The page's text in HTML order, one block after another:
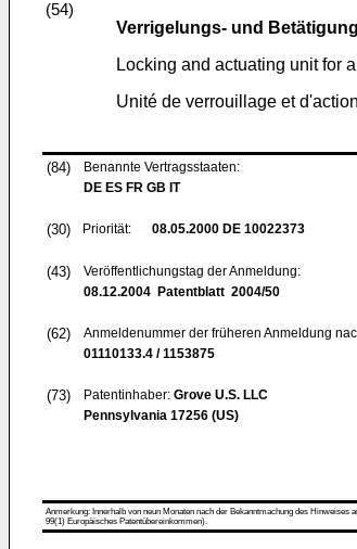
(54)
Verrigelungs- und
Locking and actuating unit for
Unité de verrouillage et
(84)
Benannte Vertragsstaaten:
DE ES FR GB IT
(30) Priorität: 08.05.2000 DE 10022373
(43)
Veröffentlichungstag der Anmeldung:
08.12.2004 Patentblatt 2004/50
(62)
Anmeldenummer der früheren Anmeldung
01110133.4 / 1153875
(73) Patentinhaber: Grove U.S. LLC
Pennsylvania 17256 (US)
Anmerkung: Innerhalb von neun Monaten nach der Bekanntmachung des
99(1) Europäisches Patentübereinkommen).